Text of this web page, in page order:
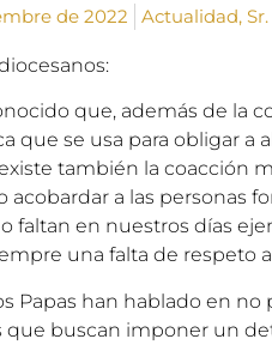
de 2022 Actualidad,
que, además de la
que se usa para obligar a
también la coacción
acobardar a las personas
faltan en nuestros días
una falta de respeto
Papas han hablado en no
que buscan imponer un